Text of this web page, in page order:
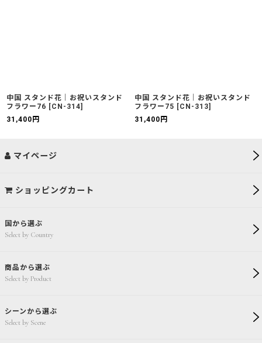
中国 スタンド花｜お祝いスタンド
フラワー76 [CN-314]
31,400 円
中国 スタンド花｜お祝いスタンド
フラワー75 [CN-313]
31,400 円
国から選ぶ
Select by Country
商品から選ぶ
Select by Product
シーンから選ぶ
Select by Scene
マイページ
ショッピングカート